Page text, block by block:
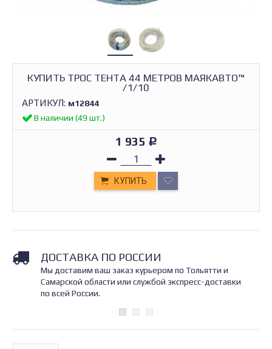
КУПИТЬ ТРОС ТЕНТА 44 МЕТРОВ МАЯКАВТО™
/1/10
АРТИКУЛ: м12844
В наличии (49 шт.)
1 935 Р
КУПИТЬ
ДОСТАВКА ПО РОССИИ
Мы доставим ваш заказ курьером по Тольятти и
Самарской области или службой экспресс-доставки
по всей России.